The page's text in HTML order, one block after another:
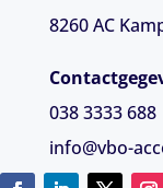
8260 AC
038 3333 688
info@vbo-